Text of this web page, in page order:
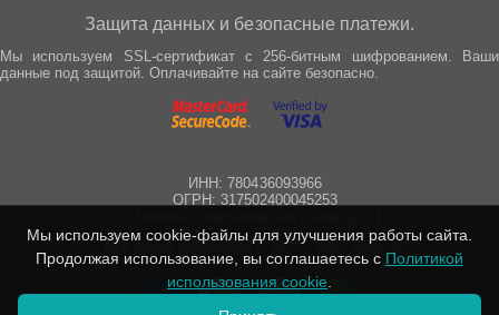
Защита данных и безопасные платежи.
Мы используем SSL-сертификат с 256-битным шифрованием. Ваши
данные под защитой. Оплачивайте на сайте безопасно.
ИНН: 780436093966
ОГРН: 317502400045253
Все права защищены © 2012 - 2025 wepro.ru
Мы используем cookie-файлы для улучшения работы сайта.
Продолжая использование, вы соглашаетесь с Политикой
использования cookie